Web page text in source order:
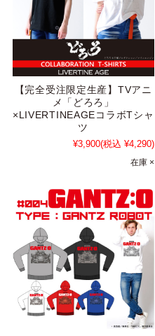
【完全受注限定生産】TVアニ
メ「どろろ」
×LIVERTINEAGEコラボTシャ
ツ
¥3,900(税込 ¥4,290)
在庫 ×